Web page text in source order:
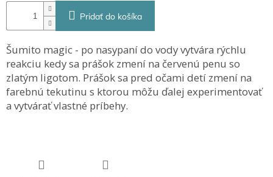
Pridať do košíka
Šumito magic - po nasypaní do vody vytvára rýchlu
reakciu kedy sa prášok zmení na červenú penu so
zlatým ligotom. Prášok sa pred očami detí zmení na
farebnú tekutinu s ktorou môžu ďalej experimentovať
a vytvárať vlastné príbehy.